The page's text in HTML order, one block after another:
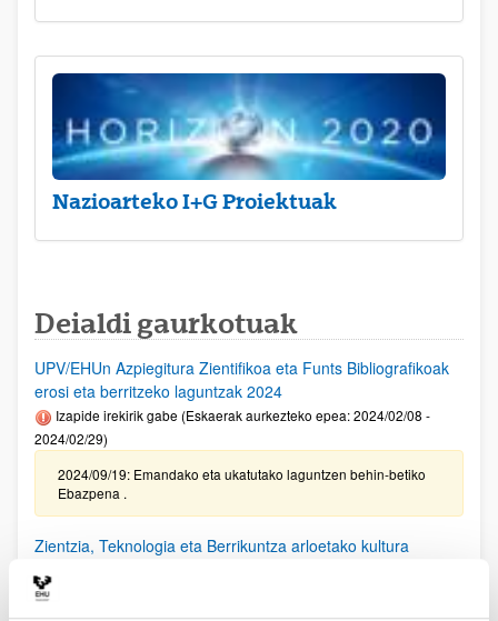
Nazioarteko I+G Proiektuak
Deialdi gaurkotuak
UPV/EHUn Azpiegitura Zientifikoa eta Funts Bibliografikoak
erosi eta berritzeko laguntzak 2024
Izapide irekirik gabe (Eskaerak aurkezteko epea: 2024/02/08 -
2024/02/29)
2024/09/19: Emandako eta ukatutako laguntzen behin-betiko
Ebazpena .
Zientzia, Teknologia eta Berrikuntza arloetako kultura